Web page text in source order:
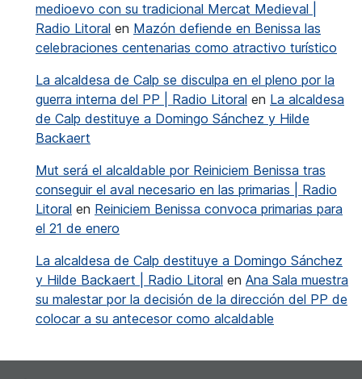
medioevo con su tradicional Mercat Medieval |
Radio Litoral en Mazón defiende en Benissa las
celebraciones centenarias como atractivo turístico
La alcaldesa de Calp se disculpa en el pleno por la
guerra interna del PP | Radio Litoral en La alcaldesa
de Calp destituye a Domingo Sánchez y Hilde
Backaert
Mut será el alcaldable por Reiniciem Benissa tras
conseguir el aval necesario en las primarias | Radio
Litoral en Reiniciem Benissa convoca primarias para
el 21 de enero
La alcaldesa de Calp destituye a Domingo Sánchez
y Hilde Backaert | Radio Litoral en Ana Sala muestra
su malestar por la decisión de la dirección del PP de
colocar a su antecesor como alcaldable